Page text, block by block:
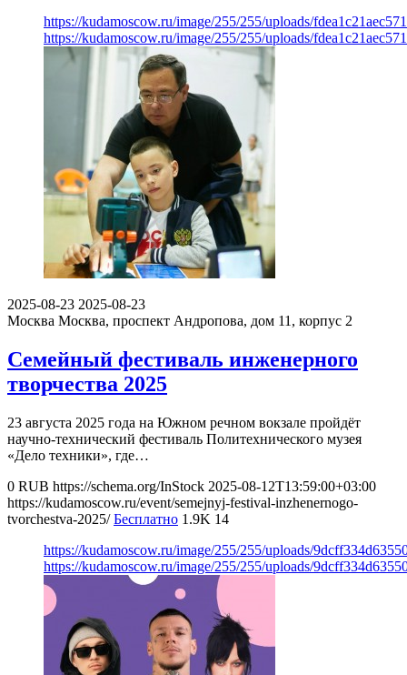
https://kudamoscow.ru/image/255/255/uploads/
https://kudamoscow.ru/image/255/255/uploads/
2025-08-23 2025-08-23
Москва Москва, проспект Андропова, дом 11, корпус 2
Семейный фестиваль инженерного
творчества 2025
23 августа 2025 года на Южном речном вокзале пройдёт
научно-технический фестиваль Политехнического музея
«Дело техники», где…
0 RUB https://schema.org/InStock 2025-08-12T13:59:00+03:00
https://kudamoscow.ru/event/semejnyj-festival-inzhenernogo-
tvorchestva-2025/ Бесплатно 1.9K 14
https://kudamoscow.ru/image/255/255/uploads/
https://kudamoscow.ru/image/255/255/uploads/